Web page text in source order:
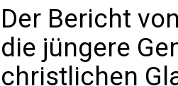
Der Bericht
die jüngere
christlichen